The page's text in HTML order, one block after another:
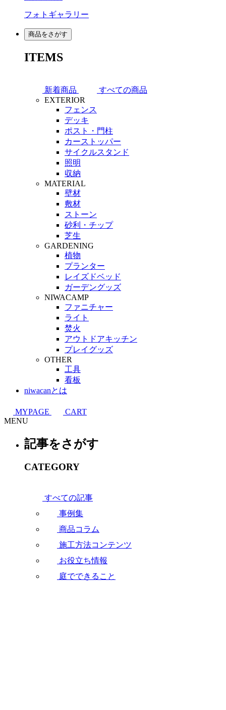
フォトギャラリー
商品をさがす
ITEMS
新着商品
すべての商品
EXTERIOR
フェンス
デッキ
ポスト・門柱
カーストッパー
サイクルスタンド
照明
収納
MATERIAL
壁材
敷材
ストーン
砂利・チップ
芝生
GARDENING
植物
プランター
レイズドベッド
ガーデングッズ
NIWACAMP
ファニチャー
ライト
焚火
アウトドアキッチン
プレイグッズ
OTHER
工具
看板
niwacanとは
MYPAGE
CART
MENU
記事をさがす
CATEGORY
すべての記事
事例集
商品コラム
施工方法コンテンツ
お役立ち情報
庭でできること